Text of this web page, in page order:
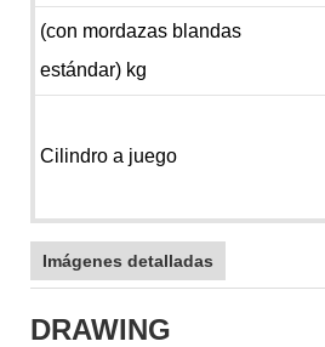
(con mordazas blandas
estándar) kg
Cilindro a juego
Imágenes detalladas
DRAWING